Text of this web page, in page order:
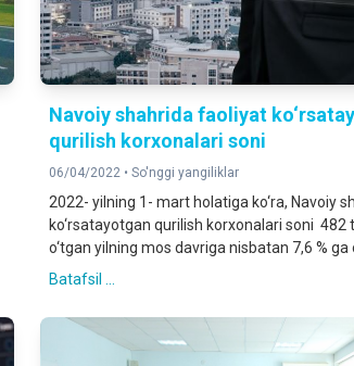
Navoiy shahrida faoliyat
qurilish korxonalari soni
06/04/2022 • So'nggi yangiliklar
2022- yilning 1- mart holatiga ko‘ra, Navoiy
ko‘rsatayotgan qurilish korxonalari soni 482
o‘tgan yilning mos davriga nisbatan 7,6 % ga
Batafsil ...